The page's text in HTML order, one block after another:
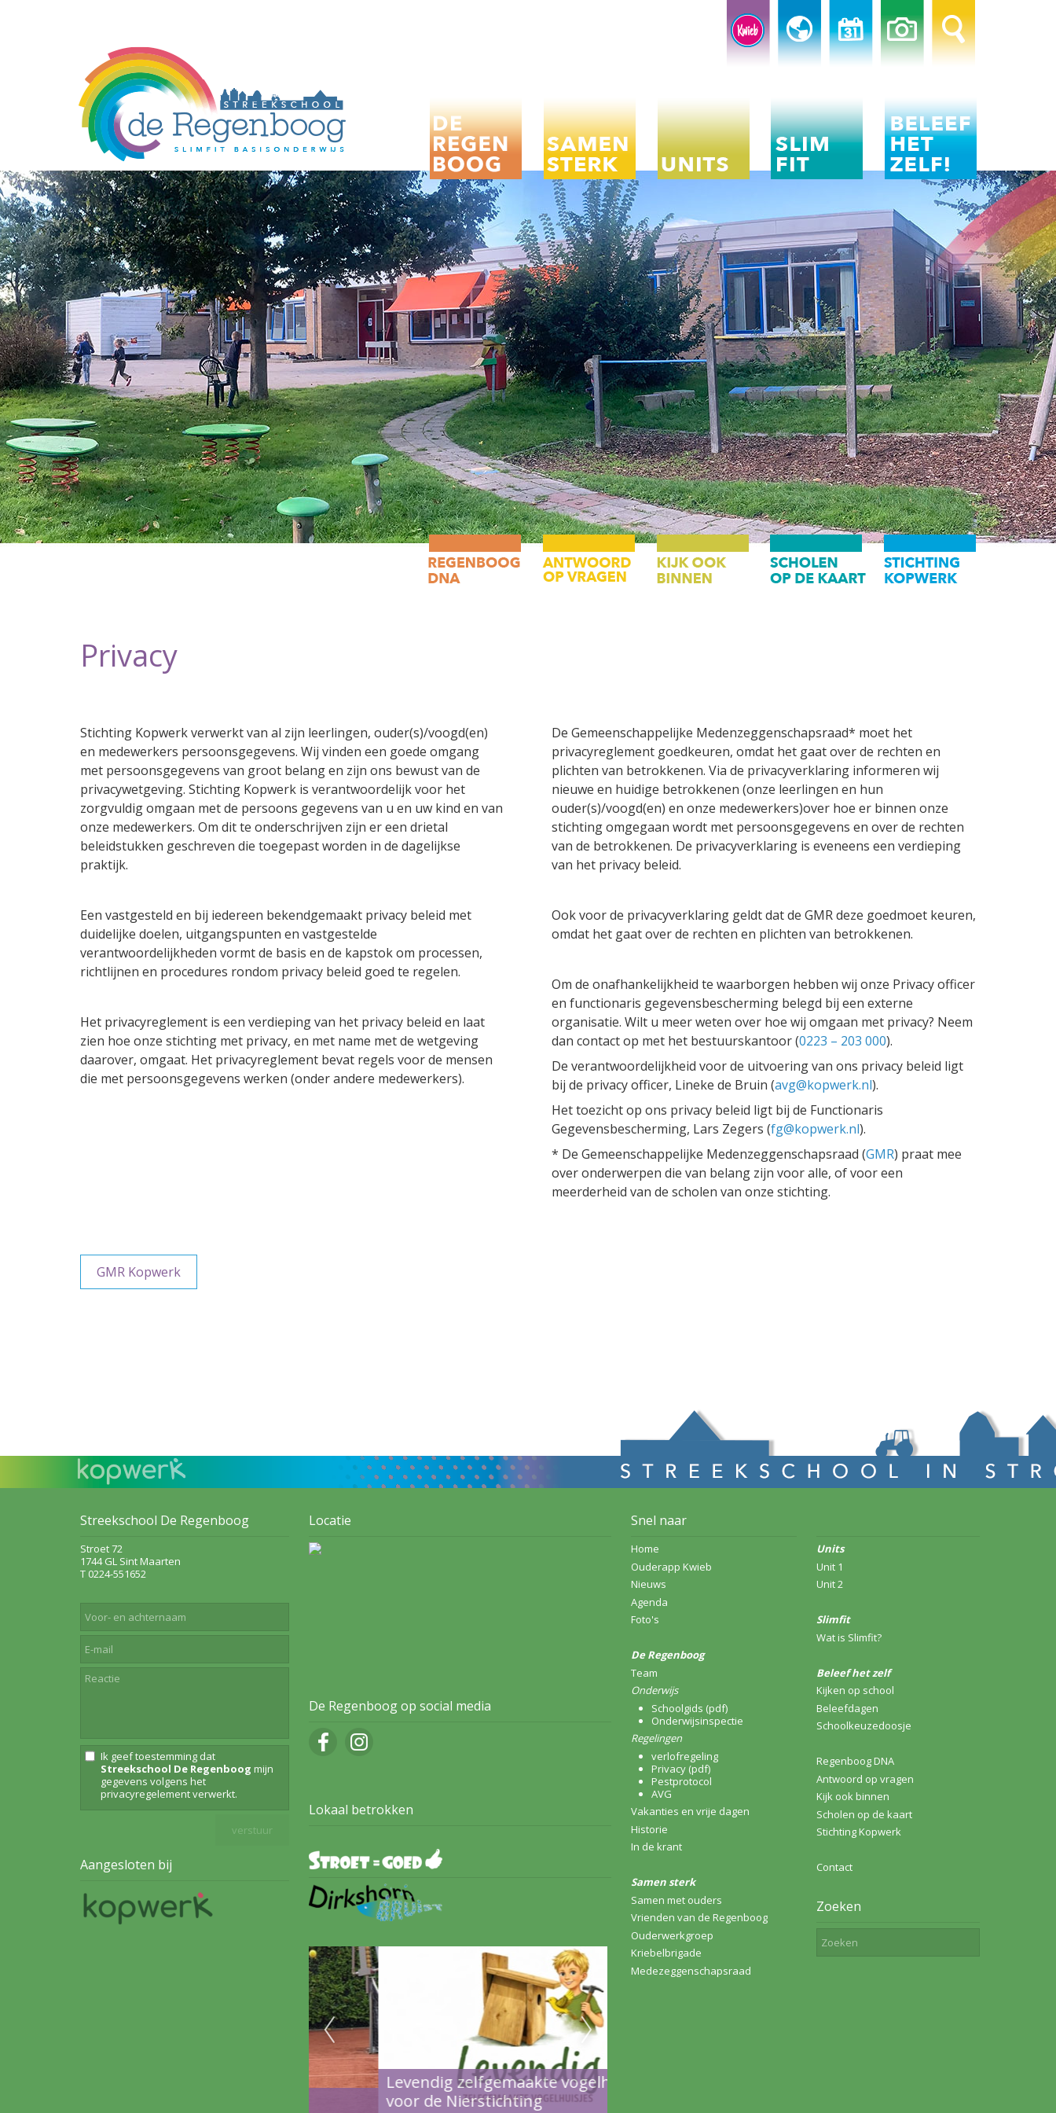
Privacy
Stichting Kopwerk verwerkt van al zijn leerlingen, ouder(s)/voogd(en)
en medewerkers persoonsgegevens. Wij vinden een goede omgang
met persoonsgegevens van groot belang en zijn ons bewust van de
privacywetgeving. Stichting Kopwerk is verantwoordelijk voor het
zorgvuldig omgaan met de persoons gegevens van u en uw kind en van
onze medewerkers. Om dit te onderschrijven zijn er een drietal
beleidstukken geschreven die toegepast worden in de dagelijkse
praktijk.
Een vastgesteld en bij iedereen bekendgemaakt privacy beleid met
duidelijke doelen, uitgangspunten en vastgestelde
verantwoordelijkheden vormt de basis en de kapstok om processen,
richtlijnen en procedures rondom privacy beleid goed te regelen.
Het privacyreglement is een verdieping van het privacy beleid en laat
zien hoe onze stichting met privacy, en met name met de wetgeving
daarover, omgaat. Het privacyreglement bevat regels voor de mensen
die met persoonsgegevens werken (onder andere medewerkers).
De Gemeenschappelijke Medenzeggenschapsraad* moet het
privacyreglement goedkeuren, omdat het gaat over de rechten en
plichten van betrokkenen. Via de privacyverklaring informeren wij
nieuwe en huidige betrokkenen (onze leerlingen en hun
ouder(s)/voogd(en) en onze medewerkers)over hoe er binnen onze
stichting omgegaan wordt met persoonsgegevens en over de rechten
van de betrokkenen. De privacyverklaring is eveneens een verdieping
van het privacy beleid.
Ook voor de privacyverklaring geldt dat de GMR deze goedmoet keuren,
omdat het gaat over de rechten en plichten van betrokkenen.
Om de onafhankelijkheid te waarborgen hebben wij onze Privacy officer
en functionaris gegevensbescherming belegd bij een externe
organisatie. Wilt u meer weten over hoe wij omgaan met privacy? Neem
dan contact op met het bestuurskantoor (0223 – 203 000).
De verantwoordelijkheid voor de uitvoering van ons privacy beleid ligt
bij de privacy officer, Lineke de Bruin (avg@kopwerk.nl).
Het toezicht op ons privacy beleid ligt bij de Functionaris
Gegevensbescherming, Lars Zegers (fg@kopwerk.nl).
* De Gemeenschappelijke Medenzeggenschapsraad (GMR) praat mee
over onderwerpen die van belang zijn voor alle, of voor een
meerderheid van de scholen van onze stichting.
GMR Kopwerk
Streekschool De Regenboog
Stroet 72
1744 GL Sint Maarten
T 0224-551652
Ik geef toestemming dat
Streekschool De Regenboog mijn
gegevens volgens het
privacyregelementverwerkt.
Aangesloten bij
Locatie
De Regenboog op social media
Lokaal betrokken
Levendig zelfgemaakte vogelhuisjes
voor de Nierstichting
Snel naar
Home
Ouderapp Kwieb
Nieuws
Agenda
Foto's
De Regenboog
Team
Onderwijs
Schoolgids (pdf)
Onderwijsinspectie
Regelingen
verlofregeling
Privacy (pdf)
Pestprotocol
AVG
Vakanties en vrije dagen
Historie
In de krant
Samen sterk
Samen met ouders
Vrienden van de Regenboog
Ouderwerkgroep
Kriebelbrigade
Medezeggenschapsraad
Units
Unit 1
Unit 2
Slimfit
Wat is Slimfit?
Beleef het zelf
Kijken op school
Beleefdagen
Schoolkeuzedoosje
Regenboog DNA
Antwoord op vragen
Kijk ook binnen
Scholen op de kaart
Stichting Kopwerk
Contact
Zoeken